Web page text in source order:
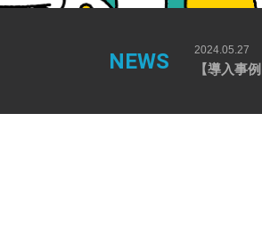
NEWS 2024.05.27